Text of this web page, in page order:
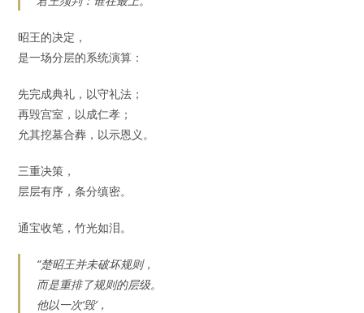
昭王的决定，
是一场分层的系统演算：
先完成典礼，以守礼法；
再毁宫室，以成仁孝；
允其挖墓合葬，以示恩义。
三重决策，
层层有序，条分缜密。
通宝收笔，竹光如泪。
“楚昭王并未破坏规则，
而是重排了规则的层级。
他以一次‘毁’，